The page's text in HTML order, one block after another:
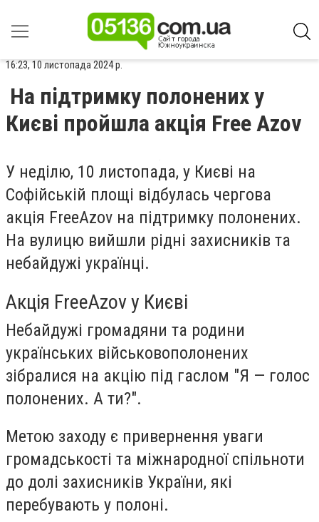
16:23, 10 листопада 2024 р.
На підтримку полонених у
Києві пройшла акція Free Azov
У неділю, 10 листопада, у Києві на
Софійській площі відбулась чергова
акція FreeAzov на підтримку полонених.
На вулицю вийшли рідні захисників та
небайдужі українці.
Акція FreeAzov у Києві
Небайдужі громадяни та родини
українських військовополонених
зібралися на акцію під гаслом "Я — голос
полонених. А ти?".
Метою заходу є привернення уваги
громадськості та міжнародної спільноти
до долі захисників України, які
перебувають у полоні.